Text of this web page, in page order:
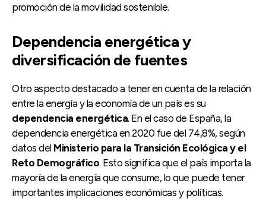
promoción de la movilidad sostenible.
Dependencia energética y
diversificación de fuentes
Otro aspecto destacado a tener en cuenta de la relación
entre la energía y la economía de un país es su
dependencia energética. En el caso de España, la
dependencia energética en 2020 fue del 74,8%, según
datos del Ministerio para la Transición Ecológica y el
Reto Demográfico. Esto significa que el país importa la
mayoría de la energía que consume, lo que puede tener
importantes implicaciones económicas y políticas.